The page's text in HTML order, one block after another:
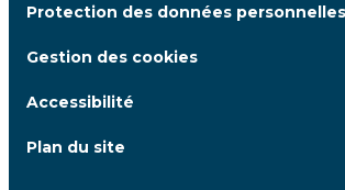
Protection des données personnelles
Gestion des cookies
Accessibilité
Plan du site